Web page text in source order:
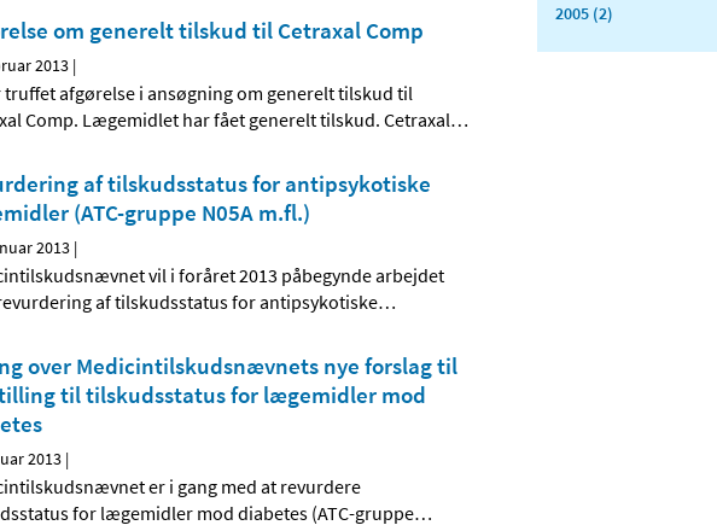
om generelt tilskud til Cetraxal Comp
2013 |
truffet afgørelse i ansøgning om generelt tilskud til
Comp. Lægemidlet har fået generelt tilskud. Cetraxal…
af tilskudsstatus for antipsykotiske
(ATC-gruppe N05A m.fl.)
2013 |
vil i foråret 2013 påbegynde arbejdet
af tilskudsstatus for antipsykotiske…
over Medicintilskuds­nævnets nye forslag til
til tilskudsstatus for lægemidler mod
2013 |
er i gang med at revurdere
for lægemidler mod diabetes (ATC-gruppe…
2005 (2)